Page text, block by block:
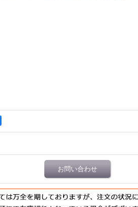
お問い合わせ